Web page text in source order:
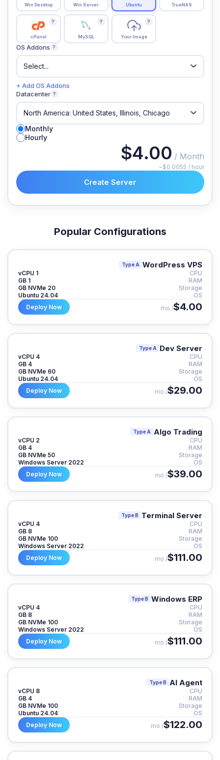
Win Desktop Win Server Ubuntu TrueNAS
cPanel
?
MySQL
?
Your Image
?
OS Addons ?
+ Add OS Addons
Datacenter ?
Monthly
Hourly
$4.00 / Month
~$0.0055 / hour
Create Server
Popular Configurations
WordPress VPS
Type A
CPU
1 vCPU
RAM
1 GB
Storage
20 GB NVMe
OS
Ubuntu 24.04
$4.00
/ mo
Deploy Now
Dev Server
Type A
CPU
4 vCPU
RAM
4 GB
Storage
60 GB NVMe
OS
Ubuntu 24.04
$29.00
/ mo
Deploy Now
Algo Trading
Type A
CPU
2 vCPU
RAM
4 GB
Storage
50 GB NVMe
OS
Windows Server 2022
$39.00
/ mo
Deploy Now
Terminal Server
Type B
CPU
4 vCPU
RAM
8 GB
Storage
100 GB NVMe
OS
Windows Server 2022
$111.00
/ mo
Deploy Now
Windows ERP
Type B
CPU
4 vCPU
RAM
8 GB
Storage
100 GB NVMe
OS
Windows Server 2022
$111.00
/ mo
Deploy Now
AI Agent
Type B
CPU
8 vCPU
RAM
4 GB
Storage
100 GB NVMe
OS
Ubuntu 24.04
$122.00
/ mo
Deploy Now